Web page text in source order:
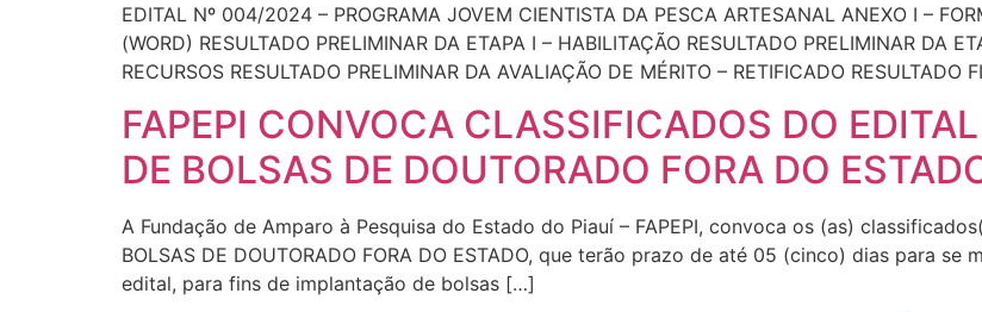
EDITAL Nº 004/2024 – PROGRAMA JOVEM CIENTISTA DA PESCA ARTESANAL ANEXO I –
(WORD) RESULTADO PRELIMINAR DA ETAPA I – HABILITAÇÃO RESULTADO PRELIMINAR DA
RECURSOS RESULTADO PRELIMINAR DA AVALIAÇÃO DE MÉRITO – RETIFICADO
FAPEPI CONVOCA CLASSIFICADOS DO
DE BOLSAS DE DOUTORADO FORA DO
A Fundação de Amparo à Pesquisa do Estado do Piauí – FAPEPI, convoca os (as)
BOLSAS DE DOUTORADO FORA DO ESTADO, que terão prazo de até 05 (cinco) dias para
edital, para fins de implantação de bolsas […]